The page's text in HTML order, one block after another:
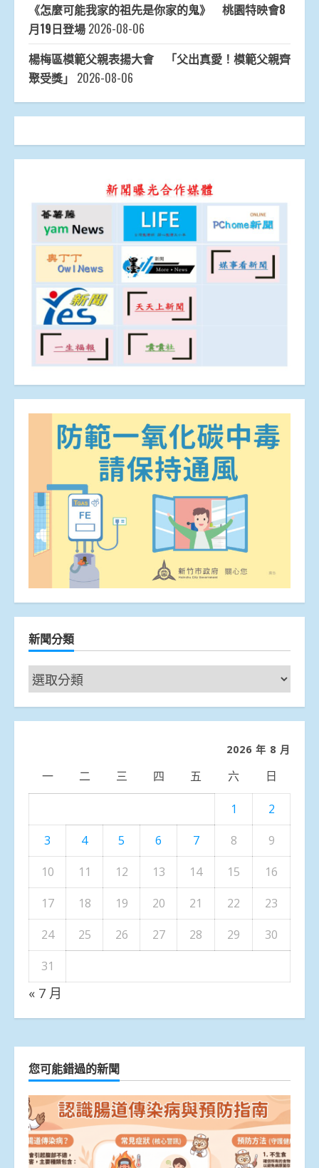
《怎麼可能我家的祖先是你家的鬼》 桃園特映會8
月19日登場 2026-08-06
楊梅區模範父親表揚大會 「父出真愛！模範父親齊
聚受獎」 2026-08-06
新聞分類
新
聞
分
2026 年 8 月
一 二 三 四 五 六 日
1
2
3
4 5 6 7 8
9
10
11 12 13 14 15
16
17
18 19 20 21 22
23
24
25 26 27 28 29
30
31
« 7 月
您可能錯過的新聞